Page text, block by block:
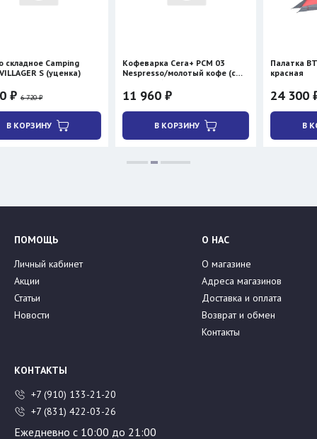
(уценка)
Кофеварка Cera+ PCM 03
Nespresso/молотый кофе (с
11 960 ₽
Палатка BTrace
красная
24 300 ₽ 28 590 ₽
ПОМОЩЬ
Личный кабинет
Акции
Статьи
Новости
О НАС
О магазине
Адреса магазинов
Доставка и оплата
Возврат и обмен
Контакты
КОНТАКТЫ
+7 (910) 133-21-20
+7 (831) 422-03-26
Ежедневно с 10:00 до 21:00